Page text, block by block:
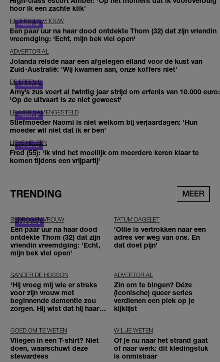
hoor ik een zachte klik’
BEDROGEN VROUW
Een paar uur na haar dood ontdekte Thom (32) dat zijn vriendin
vreemdging: 'Echt, mijn bek viel open'
ADVERTORIAL
Jolanda reisde naar een afgelegen eiland voor de kust van
Zuid-Australië: 'Wij kwamen aan, onze koffers niet'
DE ERFENIS
Amy’s zus voert al twintig jaar strijd om erfenis van 10.000 euro:
'Op de uitvaart is ze niet geweest'
LEKKER SAMENGESTELD
Stiefmoeder Naomi is niet welkom bij verjaardagen: 'Hun
moeder wil niet dat ik er ben'
LIEVE HELEEN
Fred (55): 'Ik vind het moeilijk om meerdere keren klaar te
komen tijdens een vrijpartij'
TRENDING MEER
BEDROGEN VROUW
Een paar uur na haar dood
ontdekte Thom (32) dat zijn
vriendin vreemdging: 'Echt,
mijn bek viel open'
TATUM DAGELET
'Ollie is vertrokken naar een
adres ver weg van ons. En
dat doet pijn’
SANDER DE HOSSON
'Hij vroeg mij wie er straks
voor zijn vrouw met
beginnende dementie zou
zorgen. Hij wist dat hij haar
ADVERTORIAL
Zin om te bingen? Déze
(iconische) queer series
verdienen een plek op je
kijklijst
GOED OM TE WETEN
Vliegen in een T-shirt? Niet
doen, waarschuwt deze
stewardess
WIL JE WETEN
Of je nu naar het strand gaat
of naar werk: dit kledingstuk
is onmisbaar